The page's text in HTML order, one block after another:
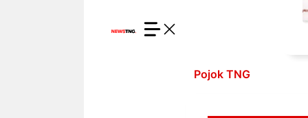
Pojok TNG